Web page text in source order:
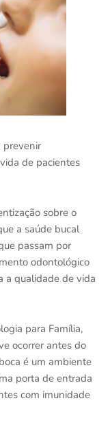
prevenir
de pacientes
sobre o
a saúde bucal
passam por
odontológico
a qualidade de vida
para Família,
ocorrer antes do
é um ambiente
porta de entrada
com imunidade